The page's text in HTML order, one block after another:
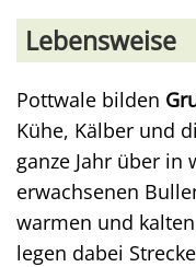
Lebensweise
Pottwale bilden
Kühe, Kälber und
ganze Jahr über in
erwachsenen
warmen und
legen dabei